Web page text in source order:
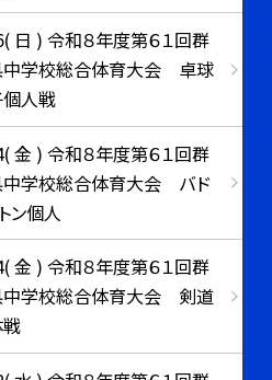
日 ) 令和８年度第６１回群
中学校総合体育大会 卓球
人戦
金 ) 令和８年度第６１回群
中学校総合体育大会 バド
ン個人
金 ) 令和８年度第６１回群
中学校総合体育大会 剣道